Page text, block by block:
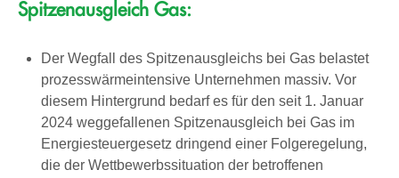
Spitzenausgleich Gas:
Der Wegfall des Spitzenausgleichs bei Gas belastet
prozesswärmeintensive Unternehmen massiv. Vor
diesem Hintergrund bedarf es für den seit 1. Januar
2024 weggefallenen Spitzenausgleich bei Gas im
Energiesteuergesetz dringend einer Folgeregelung,
die der Wettbewerbssituation der betroffenen